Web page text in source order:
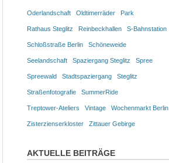
Oderlandschaft Oldtimerräder Park
Rathaus Steglitz Reinbeckhallen S-Bahnstation
Schloßstraße Berlin Schöneweide
Seelandschaft Spaziergang Steglitz Spree
Spreewald Stadtspaziergang Steglitz
Straßenfotografie SummerRide
Treptower-Ateliers Vintage Wochenmarkt Berlin
Zisterzienserkloster Zittauer Gebirge
AKTUELLE BEITRÄGE